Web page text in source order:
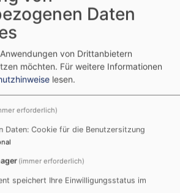
Mitwitz
Daten
von Drittanbietern
möchten. Für weitere Informationen
lesen.
erforderlich)
Daten: Cookie für die Benutzersitzung
(immer erforderlich)
speichert Ihre Einwilligungsstatus im